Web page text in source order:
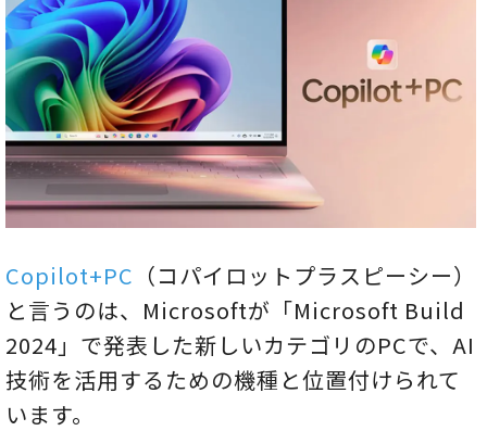
Copilot+PC （コパイロットプラスピーシー）
と言うのは、Microsoftが「Microsoft Build
2024」で発表した新しいカテゴリのPCで、AI
技術を活用するための機種と位置付けられて
います。